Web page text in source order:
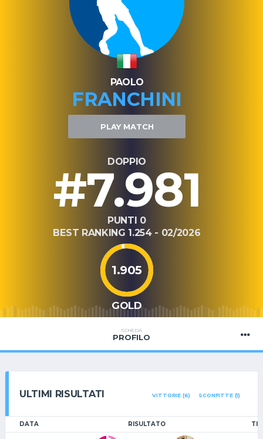
PAOLO
FRANCHINI
PLAY MATCH
DOPPIO
#7.981
PUNTI 0
BEST RANKING 1.254 - 02/2026
1.905
GOLD
SCHEDA
PROFILO
ULTIMI RISULTATI VITTORIE (6) SCONFITTE (1)
DATA RISULTATO